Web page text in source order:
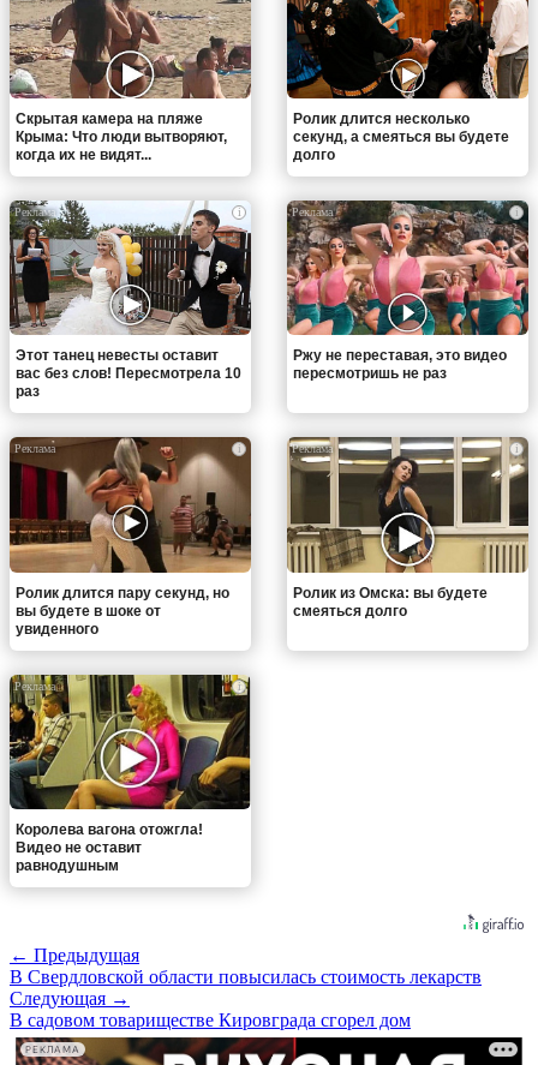
Скрытая камера на пляже
Крыма: Что люди вытворяют,
когда их не видят...
Ролик длится несколько
секунд, а смеяться вы будете
долго
i
Этот танец невесты оставит
вас без слов! Пересмотрела 10
раз
i
Ржу не переставая, это видео
пересмотришь не раз
i
Ролик длится пару секунд, но
вы будете в шоке от
увиденного
i
Ролик из Омска: вы будете
смеяться долго
i
Королева вагона отожгла!
Видео не оставит
равнодушным
← Предыдущая
В Свердловской области повысилась стоимость лекарств
Следующая →
В садовом товариществе Кировграда сгорел дом
РЕКЛАМА